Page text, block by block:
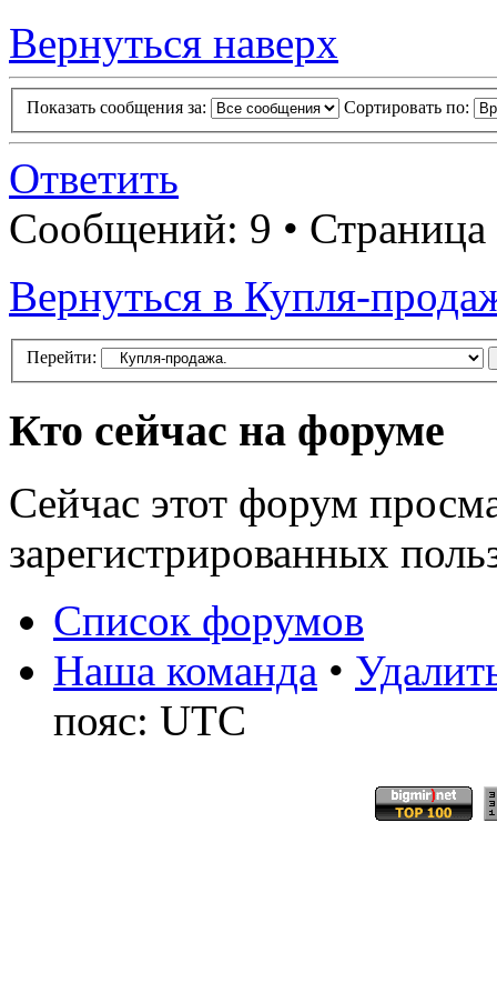
Вернуться наверх
Показать сообщения за: Сортировать по:
Ответить
Сообщений: 9 • Страница
Вернуться в Купля-
Перейти:
Кто сейчас на форуме
Сейчас этот форум
зарегистрированных
Список форумов
Наша команда •
пояс: UTC